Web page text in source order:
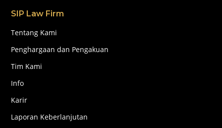
SIP Law Firm
Tentang Kami
Penghargaan dan Pengakuan
Tim Kami
Info
Karir
Laporan Keberlanjutan